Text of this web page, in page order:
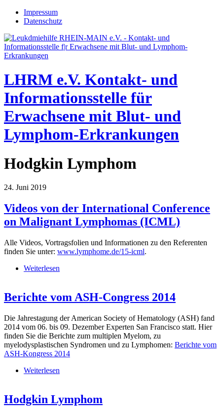
Jump to navigation
Impressum
Datenschutz
LHRM e.V. Kontakt- und
Informationsstelle für
Erwachsene mit Blut- und
Lymphom-Erkrankungen
Hodgkin Lymphom
24. Juni 2019
Videos von der International Conference
on Malignant Lymphomas (ICML)
Alle Videos, Vortragsfolien und Informationen zu den Referenten
finden Sie unter: www.lymphome.de/15-icml.
Weiterlesen
Berichte vom ASH-Congress 2014
Die Jahrestagung der American Society of Hematology (ASH) fand
2014 vom 06. bis 09. Dezember Experten San Francisco statt. Hier
finden Sie die Berichte zum multiplen Myelom, zu
myelodysplastischen Syndromen und zu Lymphomen: Berichte vom
ASH-Kongress 2014
Weiterlesen
Hodgkin Lymphom